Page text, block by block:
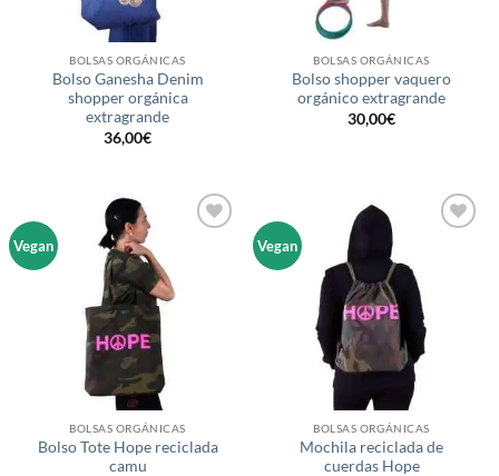
BOLSAS ORGÁNICAS
Bolso Ganesha Denim
shopper orgánica
extragrande
36,00€
BOLSAS ORGÁNICAS
Bolso shopper vaquero
orgánico extragrande
30,00€
Vegan
BOLSAS ORGÁNICAS
Bolso Tote Hope reciclada
camu
Vegan
BOLSAS ORGÁNICAS
Mochila reciclada de
cuerdas Hope